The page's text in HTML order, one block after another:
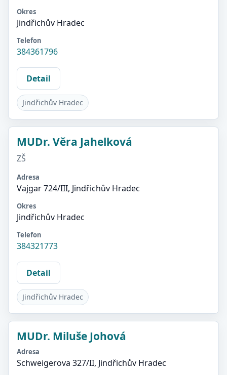
Okres
Jindřichův Hradec
Telefon
384361796
Detail
Jindřichův Hradec
MUDr. Věra Jahelková
ZŠ
Adresa
Vajgar 724/III, Jindřichův Hradec
Okres
Jindřichův Hradec
Telefon
384321773
Detail
Jindřichův Hradec
MUDr. Miluše Johová
Adresa
Schweigerova 327/II, Jindřichův Hradec